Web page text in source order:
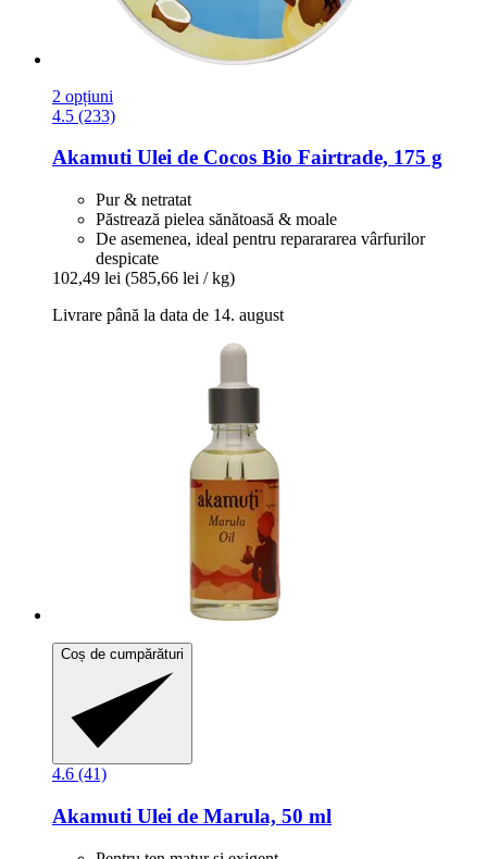
2 opțiuni
4.5 (233)
Akamuti Ulei de Cocos Bio Fairtrade, 175 g
Pur & netratat
Păstrează pielea sănătoasă & moale
De asemenea, ideal pentru reparararea vârfurilor
despicate
102,49 lei (585,66 lei / kg)
Livrare până la data de 14. august
Coș de cumpărături
4.6 (41)
Akamuti Ulei de Marula, 50 ml